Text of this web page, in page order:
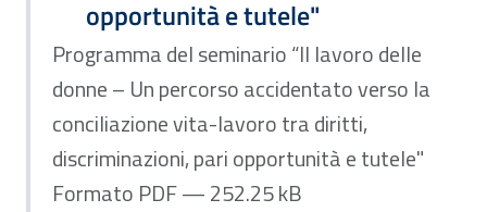
opportunità e tutele"
Programma del seminario “Il lavoro delle
donne – Un percorso accidentato verso la
conciliazione vita-lavoro tra diritti,
discriminazioni, pari opportunità e tutele"
Formato PDF — 252.25 kB